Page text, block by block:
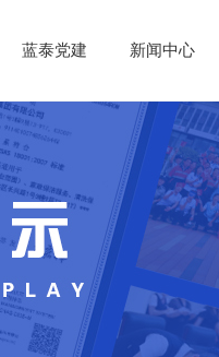
蓝泰党建 新闻中心